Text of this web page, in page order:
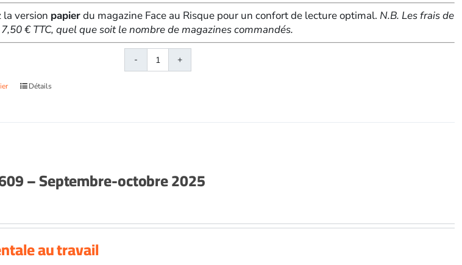
la version papierdu magazine Face au Risque pour un confort de lecture optimal. N.B. Les frais de
€ TTC, quel que soit le nombre de magazines commandés.
quantité
-
2025
Détails
– Septembre-octobre 2025
au travail